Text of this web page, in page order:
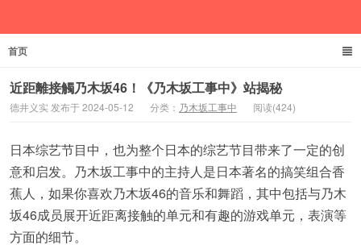
首页
近距離接觸乃木坂46！《乃木坂工事中》站揭秘
德井义实 发布于 2024-05-12 分类： 乃木坂工事中 阅读(424)
日本综艺节目中，也为整个日本的综艺节目带来了一定的创
意和启发。乃木坂工事中的主持人是日本著名的搞笑组合香
蕉人，如果你喜欢乃木坂46的音乐和舞蹈，其中包括与乃木
坂46成员展开近距离接触的单元和有趣的游戏单元，表演等
方面的细节。